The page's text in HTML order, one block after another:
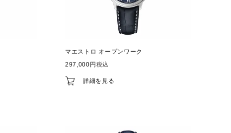
マエストロ オープンワーク
297,000
税込
詳細を見る